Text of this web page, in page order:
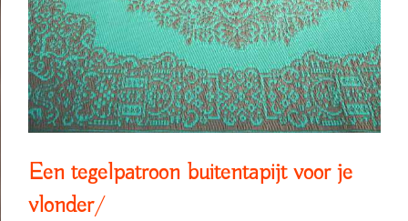
Een tegelpatroon buitentapijt voor je
vlonder/